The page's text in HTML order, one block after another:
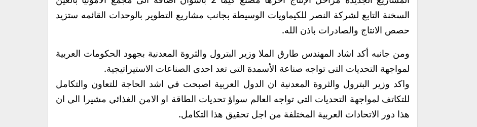
السخنة التابع لشركة النصر للكيماويات الوسيطة بجانب مشاريع التطوير بالوحدات القائمه ستزيد
حصص الانتاج والصادرات باذن الله.
ومن جانبه أكد اشاد المهندس طارق الملا وزير البترول والثروة المعدنية بجهود الحكومات العربية
لمواجهة التحديات التى تواجه صناعة الأسمدة التى تعد احدى الصناعات الاستيراتيجية.
واكد وزير البترول والثروة المعدنية ان الدول العربية اصبحت في اشد الحاجة للتعاون والتكامل
للتكاتف لمواجهة التحديات التي تواجه العالم سواؤ تحديات الطاقة او الامن الغذائي مشيرا الي ان
هذا دور الاتحادات العربية المختلفة من اجل تحقيق هذا التكامل.